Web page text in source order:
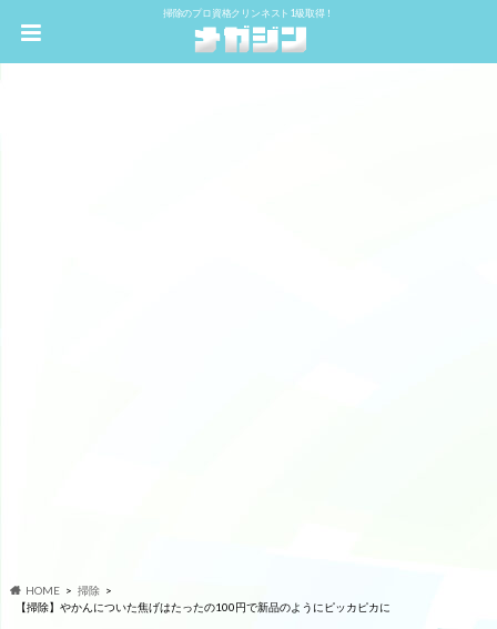
掃除のプロ資格クリンネスト1級取得！
HOME
掃除
【掃除】やかんについた焦げはたったの100円で新品のようにピッカピカに